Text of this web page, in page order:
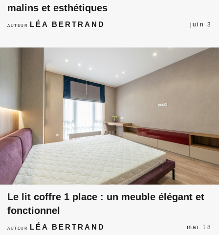
malins et esthétiques
AUTEUR LÉA BERTRAND juin 3
Le lit coffre 1 place : un meuble élégant et
fonctionnel
AUTEUR LÉA BERTRAND mai 18